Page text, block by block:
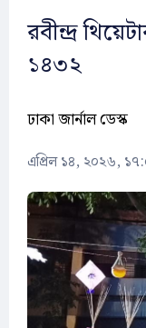
রবীন্দ্র
১৪৩২
ঢাকা জার্নাল ডেস্ক
এপ্রিল ১৪, ২০২৬,